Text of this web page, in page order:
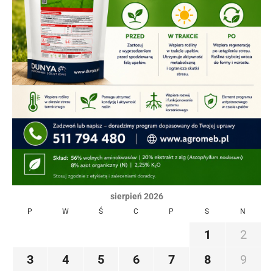
sierpień 2026
P W Ś C P S N
1
2
3
4 5 6 7 8
9